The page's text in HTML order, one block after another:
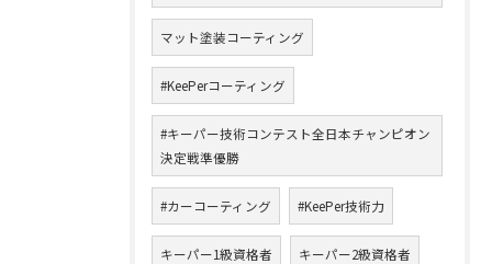
マット塗装コーティング
#KeePerコーティング
#キーパー技術コンテスト全日本チャンピオン
決定戦準優勝
#カーコーティング #KeePer技術力
キーパー1級資格者 キーパー2級資格者